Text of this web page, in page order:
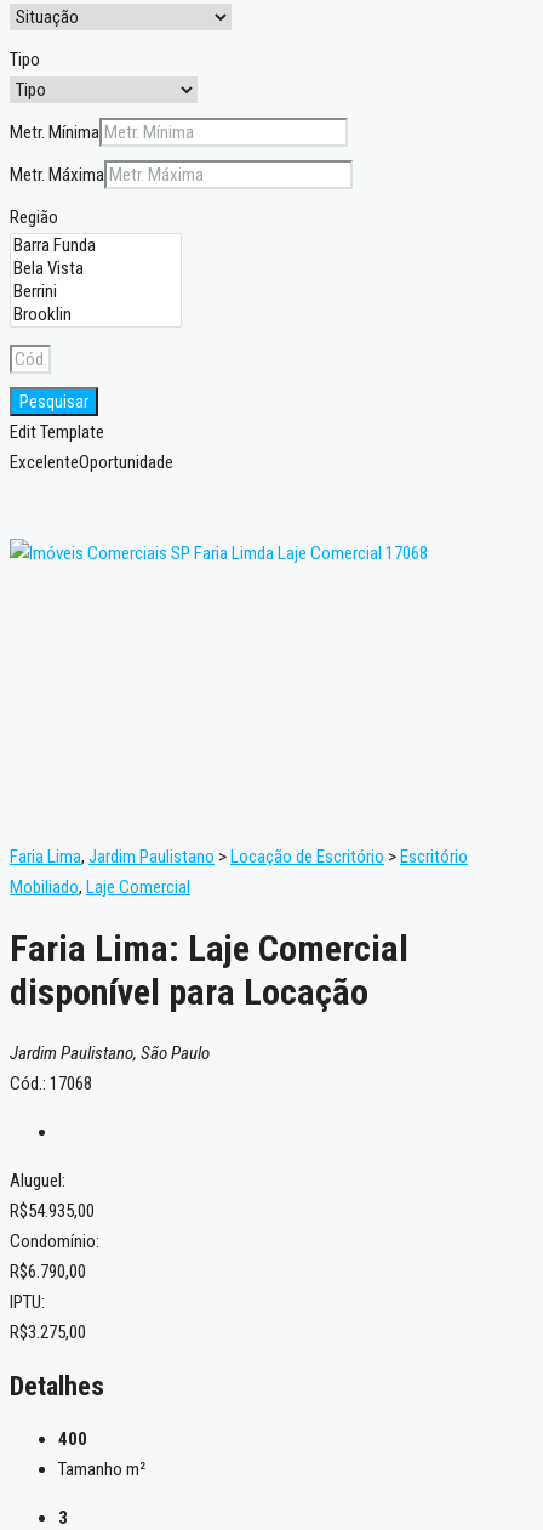
Tipo
Metr. Mínima
Metr. Máxima
Região
Pesquisar
Edit Template
ExcelenteOportunidade
Faria Lima, Jardim Paulistano >Locação de Escritório >Escritório
Mobiliado, Laje Comercial
Faria Lima: Laje Comercial
disponível para Locação
Jardim Paulistano, São Paulo
Cód.: 17068
Aluguel:
R$54.935,00
Condomínio:
R$6.790,00
IPTU:
R$3.275,00
Detalhes
400
Tamanho m²
3